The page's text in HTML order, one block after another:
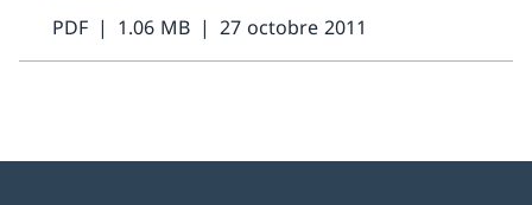
PDF
1.06 MB 27 octobre 2011